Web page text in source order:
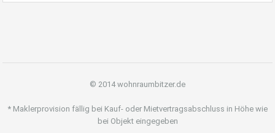
© 2014 wohnraumbitzer.de
* Maklerprovision fällig bei Kauf- oder Mietvertragsabschluss in Höhe wie
bei Objekt eingegeben